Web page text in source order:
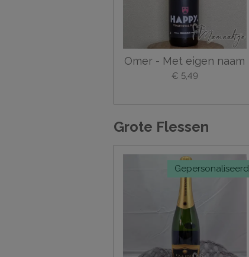
Omer - Met eigen naam
€ 5,49
Grote Flessen
Gepersonaliseerd